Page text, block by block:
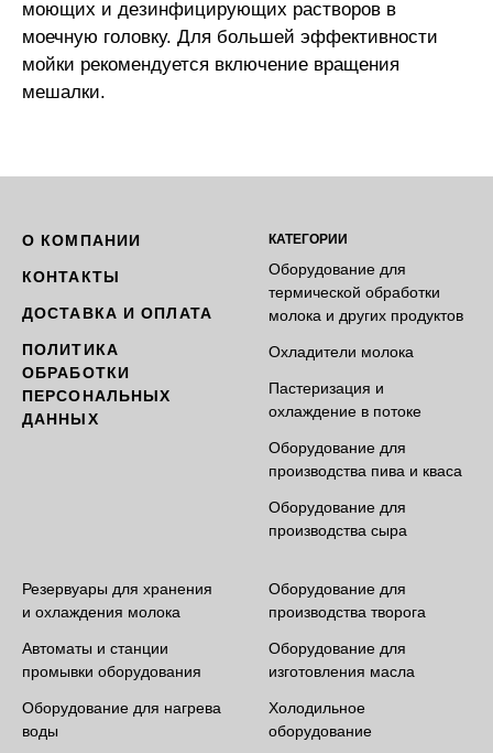
моющих и дезинфицирующих растворов в
моечную головку. Для большей эффективности
мойки рекомендуется включение вращения
мешалки.
О КОМПАНИИ
КОНТАКТЫ
ДОСТАВКА И ОПЛАТА
ПОЛИТИКА
ОБРАБОТКИ
ПЕРСОНАЛЬНЫХ
ДАННЫХ
КАТЕГОРИИ
Оборудование для
термической обработки
молока и других продуктов
Охладители молока
Пастеризация и
охлаждение в потоке
Оборудование для
производства пива и кваса
Оборудование для
производства сыра
Резервуары для хранения
и охлаждения молока
Автоматы и станции
промывки оборудования
Оборудование для нагрева
воды
Оборудование для
производства творога
Оборудование для
изготовления масла
Холодильное
оборудование